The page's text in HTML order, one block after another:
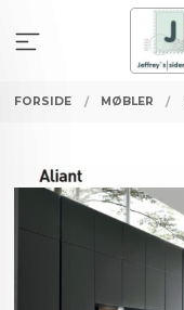
innholdet
FORSIDE MØBLER